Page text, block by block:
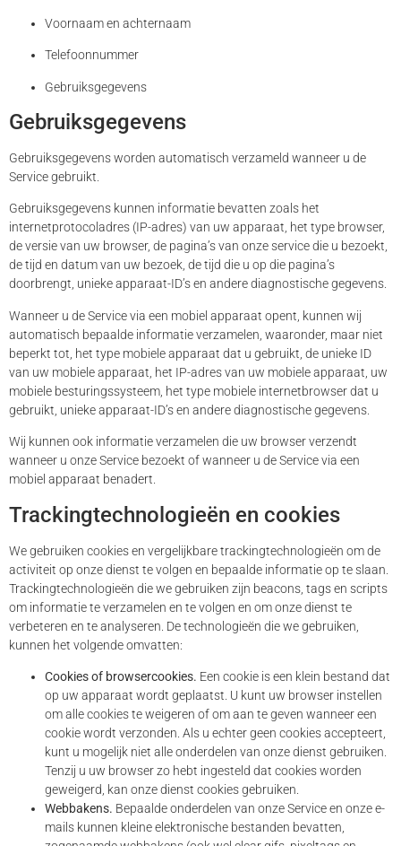
Voornaam en achternaam
Telefoonnummer
Gebruiksgegevens
Gebruiksgegevens
Gebruiksgegevens worden automatisch verzameld wanneer u de
Service gebruikt.
Gebruiksgegevens kunnen informatie bevatten zoals het
internetprotocoladres (IP-adres) van uw apparaat, het type browser,
de versie van uw browser, de pagina’s van onze service die u bezoekt,
de tijd en datum van uw bezoek, de tijd die u op die pagina’s
doorbrengt, unieke apparaat-ID’s en andere diagnostische gegevens.
Wanneer u de Service via een mobiel apparaat opent, kunnen wij
automatisch bepaalde informatie verzamelen, waaronder, maar niet
beperkt tot, het type mobiele apparaat dat u gebruikt, de unieke ID
van uw mobiele apparaat, het IP-adres van uw mobiele apparaat, uw
mobiele besturingssysteem, het type mobiele internetbrowser dat u
gebruikt, unieke apparaat-ID’s en andere diagnostische gegevens.
Wij kunnen ook informatie verzamelen die uw browser verzendt
wanneer u onze Service bezoekt of wanneer u de Service via een
mobiel apparaat benadert.
Trackingtechnologieën en cookies
We gebruiken cookies en vergelijkbare trackingtechnologieën om de
activiteit op onze dienst te volgen en bepaalde informatie op te slaan.
Trackingtechnologieën die we gebruiken zijn beacons, tags en scripts
om informatie te verzamelen en te volgen en om onze dienst te
verbeteren en te analyseren. De technologieën die we gebruiken,
kunnen het volgende omvatten:
Cookies of browsercookies. Een cookie is een klein bestand dat
op uw apparaat wordt geplaatst. U kunt uw browser instellen
om alle cookies te weigeren of om aan te geven wanneer een
cookie wordt verzonden. Als u echter geen cookies accepteert,
kunt u mogelijk niet alle onderdelen van onze dienst gebruiken.
Tenzij u uw browser zo hebt ingesteld dat cookies worden
geweigerd, kan onze dienst cookies gebruiken.
Webbakens. Bepaalde onderdelen van onze Service en onze e-
mails kunnen kleine elektronische bestanden bevatten,